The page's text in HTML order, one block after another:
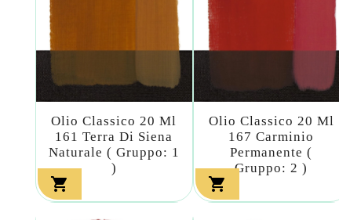
Olio Classico 20 Ml
161 Terra Di Siena
Naturale ( Gruppo: 1
)

Olio Classico 20 Ml
167 Carminio
Permanente (
Gruppo: 2 )
